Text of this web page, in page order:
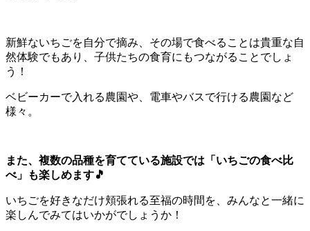
新鮮ないちごを自分で摘み、その場で食べることは貴重な自
然体験でもあり、子供たちの食育にもつながることでしょ
う！
ベビーカーで入れる農園や、電車やバスで行ける農園など
様々。
また、複数の品種を育てている施設では「いちごの食べ比
べ」も楽しめます🎵
いちごを好きなだけ頬張れる至福の時間を、みんなと一緒に
楽しんでみてはいかがでしょうか！